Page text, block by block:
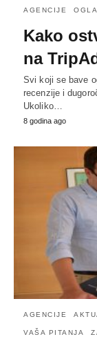
AGENCIJE
Kako
na
Svi koji se bave
recenzije i
Ukoliko…
8 godina ago
AGENCIJE
VAŠA PITANJA